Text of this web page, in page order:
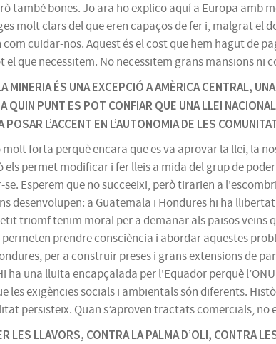
també bones. Jo ara ho explico aquí a Europa
molt clars del que eren capaços de fer i, malgrat
cuidar-nos. Aquest és el cost que hem hagut de
que necessitem. No necessitem grans mansions ni
MINERIA ÉS UNA EXCEPCIÓ A AMÈRICA CENTRAL,
QUIN PUNT ES POT CONFIAR QUE UNA LLEI
POSAR L’ACCENT EN L’AUTONOMIA DE LES
forta perquè encara que es va aprovar la llei, la
permet modificar i fer lleis a mida del grup de
Esperem que no succeeixi, però tirarien a
desenvolupen: a Guatemala i Hondures hi ha
triomf tenim moral per a demanar als països
prendre consciència i abordar aquestes
per a construir preses i grans extensions de
ha una lluita encapçalada per l'Equador perquè
les exigències socials i ambientals són diferents.
persisteix. Quan s’aproven tractats comercials,
LES LLAVORS, CONTRA LA PALMA D’OLI, CONTRA